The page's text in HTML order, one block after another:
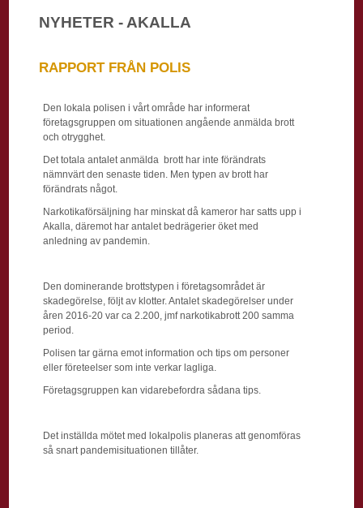
NYHETER - AKALLA
RAPPORT FRÅN POLIS
Den lokala polisen i vårt område har informerat
företagsgruppen om situationen angående anmälda brott
och otrygghet.
Det totala antalet anmälda brott har inte förändrats
nämnvärt den senaste tiden. Men typen av brott har
förändrats något.
Narkotikaförsäljning har minskat då kameror har satts upp i
Akalla, däremot har antalet bedrägerier öket med
anledning av pandemin.
Den dominerande brottstypen i företagsområdet är
skadegörelse, följt av klotter. Antalet skadegörelser under
åren 2016-20 var ca 2.200, jmf narkotikabrott 200 samma
period.
Polisen tar gärna emot information och tips om personer
eller företeelser som inte verkar lagliga.
Företagsgruppen kan vidarebefordra sådana tips.
Det inställda mötet med lokalpolis planeras att genomföras
så snart pandemisituationen tillåter.